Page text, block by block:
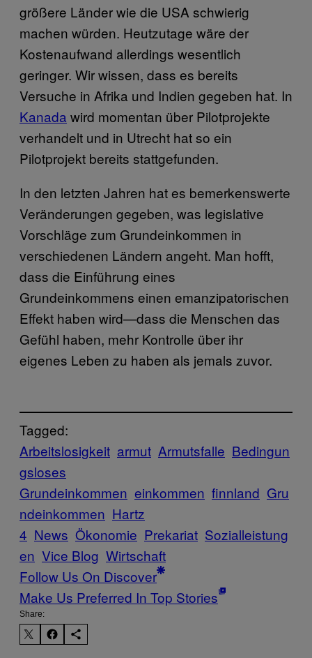
größere Länder wie die USA schwierig
machen würden. Heutzutage wäre der
Kostenaufwand allerdings wesentlich
geringer. Wir wissen, dass es bereits
Versuche in Afrika und Indien gegeben hat. In
Kanada wird momentan über Pilotprojekte
verhandelt und in Utrecht hat so ein
Pilotprojekt bereits stattgefunden.
In den letzten Jahren hat es bemerkenswerte
Veränderungen gegeben, was legislative
Vorschläge zum Grundeinkommen in
verschiedenen Ländern angeht. Man hofft,
dass die Einführung eines
Grundeinkommens einen emanzipatorischen
Effekt haben wird—dass die Menschen das
Gefühl haben, mehr Kontrolle über ihr
eigenes Leben zu haben als jemals zuvor.
Tagged:
Arbeitslosigkeit armut Armutsfalle Bedingun
gsloses
Grundeinkommen einkommen finnland Gru
ndeinkommen Hartz
4 News Ökonomie Prekariat Sozialleistung
en Vice Blog Wirtschaft
Follow Us On Discover
Make Us Preferred In Top Stories
Share: